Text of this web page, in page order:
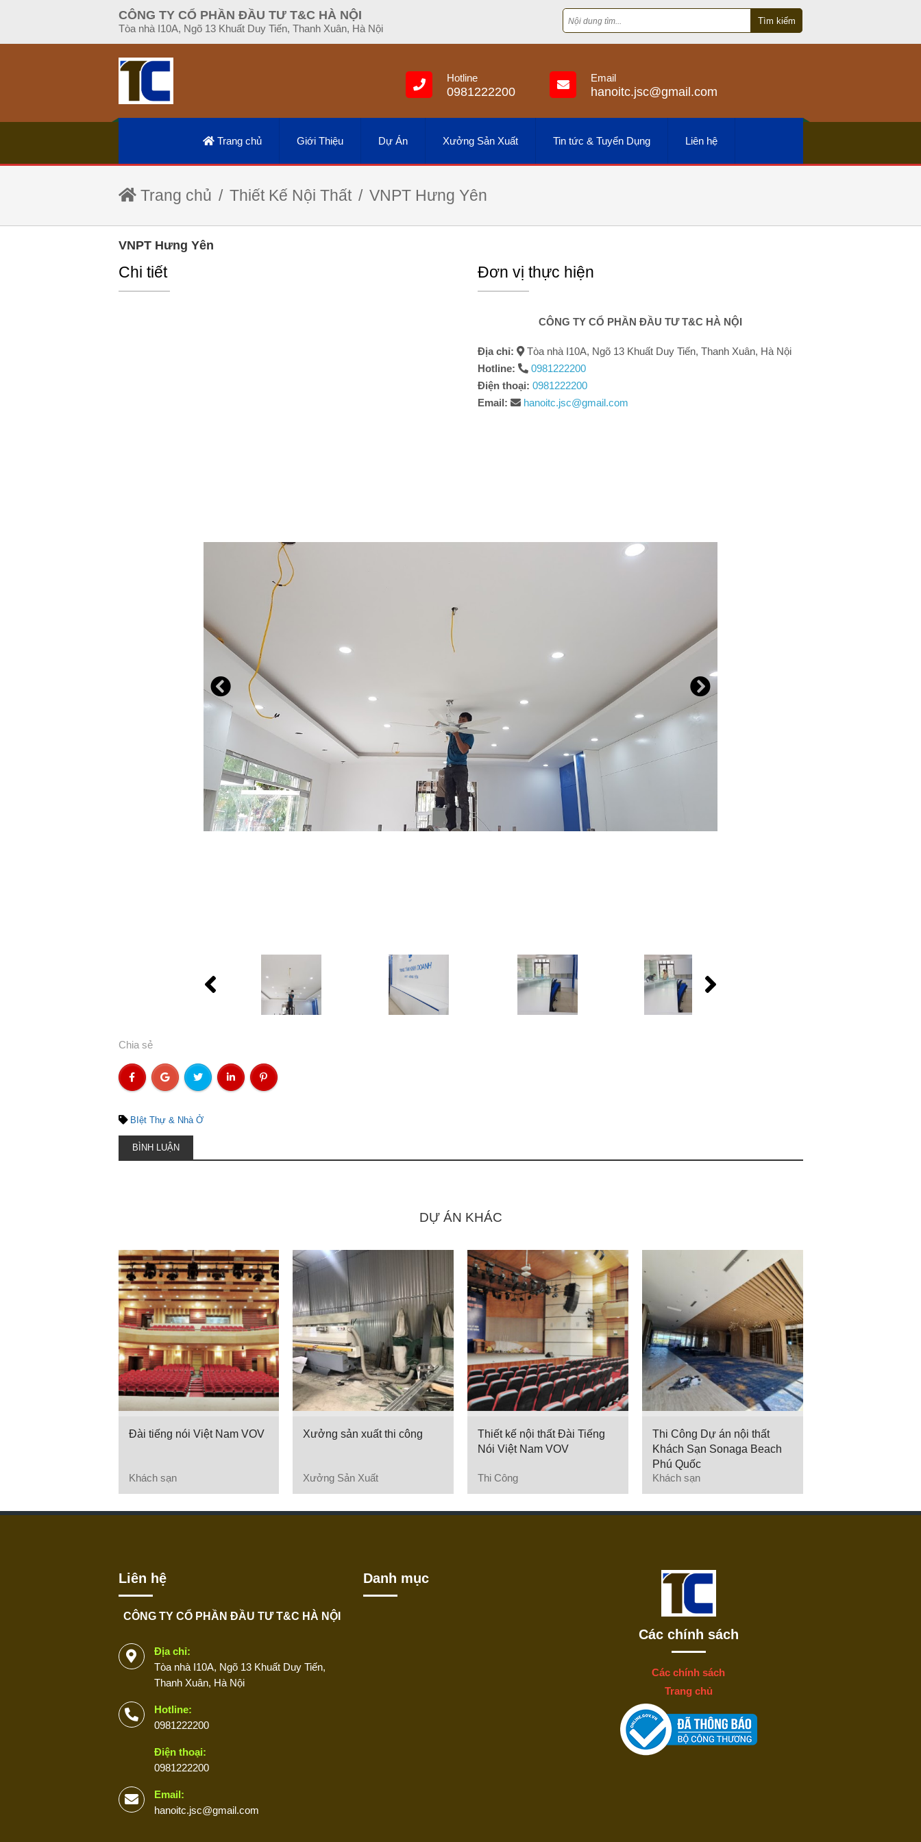
CÔNG TY CỔ PHẦN ĐẦU TƯ T&C HÀ NỘI
Tòa nhà I10A, Ngõ 13 Khuất Duy Tiến, Thanh Xuân, Hà Nội
Tìm kiếm
Hotline
0981222200
Email
hanoitc.jsc@gmail.com
Trang chủ Giới Thiệu Dự Án Xưởng Sản Xuất Tin tức & Tuyển Dụng Liên hệ
Trang chủ Thiết Kế Nội Thất VNPT Hưng Yên
VNPT Hưng Yên
Chi tiết Đơn vị thực hiện
CÔNG TY CỔ PHẦN ĐẦU TƯ T&C HÀ NỘI
Địa chỉ:
Tòa nhà I10A, Ngõ 13 Khuất Duy Tiến, Thanh Xuân, Hà Nội
Hotline:
0981222200
Điện thoại: 0981222200
Email:
hanoitc.jsc@gmail.com
Chia sẻ
BIệt Thự & Nhà Ở
BÌNH LUẬN
DỰ ÁN KHÁC
Đài tiếng nói Việt Nam VOV
Khách sạn
Xưởng sản xuất thi công
Xưởng Sản Xuất
Thiết kế nội thất Đài Tiếng
Nói Việt Nam VOV
Thi Công
Thi Công Dự án nội thất
Khách Sạn Sonaga Beach
Phú Quốc
Khách sạn
Liên hệ
CÔNG TY CỔ PHẦN ĐẦU TƯ T&C HÀ NỘI
Địa chỉ:
Tòa nhà I10A, Ngõ 13 Khuất Duy Tiến,
Thanh Xuân, Hà Nội
Hotline:
0981222200
Điện thoại:
0981222200
Email:
hanoitc.jsc@gmail.com
Danh mục
Các chính sách
Các chính sách
Trang chủ